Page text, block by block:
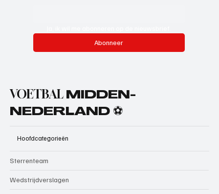
Abonneer
VOETBAL MIDDEN-
NEDERLAND ⚽
Hoofdcategorieën
Sterrenteam
Wedstrijdverslagen